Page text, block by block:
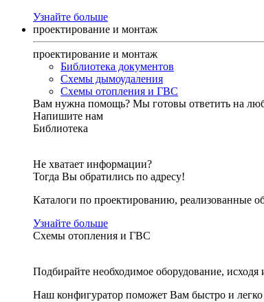
Узнайте больше
проектирование и монтаж
проектирование и монтаж
Библиотека документов
Схемы дымоудаления
Схемы отопления и ГВС
Вам нужна помощь? Мы готовы ответить на
Напишите нам
Библиотека
Не хватает информации?
Тогда Вы обратились по адресу!
Каталоги по проектированию, реализованные
Узнайте больше
Схемы отопления и ГВС
Подбирайте необходимое оборудование, исходя
Наш конфигуратор поможет Вам быстро и